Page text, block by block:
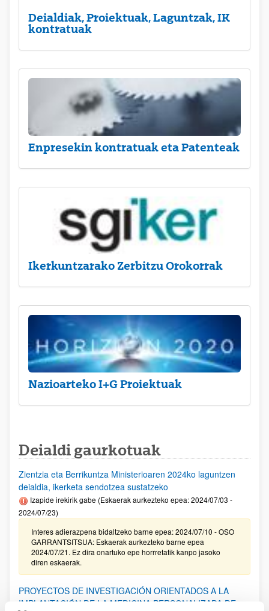
Deialdiak, Proiektuak, Laguntzak, IK
kontratuak
Enpresekin kontratuak eta Patenteak
Ikerkuntzarako Zerbitzu Orokorrak
Nazioarteko I+G Proiektuak
Deialdi gaurkotuak
Zientzia eta Berrikuntza Ministerioaren 2024ko laguntzen
deialdia, ikerketa sendotzea sustatzeko
Izapide irekirik gabe (Eskaerak aurkezteko epea: 2024/07/03 -
2024/07/23)
Interes adierazpena bidaltzeko barne epea: 2024/07/10 - OSO
GARRANTSITSUA: Eskaerak aurkezteko barne epea
2024/07/21. Ez dira onartuko epe horrretatik kanpo jasoko
diren eskaerak.
PROYECTOS DE INVESTIGACIÓN ORIENTADOS A LA
IMPLANTACIÓN DE LA MEDICINA PERSONALIZADA DE